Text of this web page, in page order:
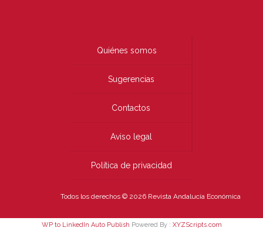
Quiénes somos
Sugerencias
Contactos
Aviso legal
Política de privacidad
Todos los derechos © 2026 Revista Andalucía Económica
WP to LinkedIn Auto Publish Powered By : XYZScripts.com